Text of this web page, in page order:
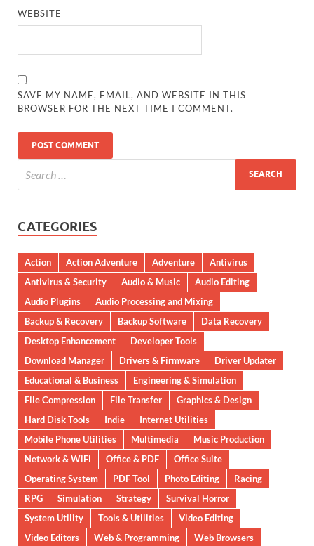
WEBSITE
SAVE MY NAME, EMAIL, AND WEBSITE IN THIS
BROWSER FOR THE NEXT TIME I COMMENT.
CATEGORIES
Action Action Adventure Adventure
Antivirus
Antivirus & Security
Audio & Music
Audio Editing
Audio Plugins
Audio Processing and Mixing
Backup & Recovery
Backup Software
Data Recovery
Desktop Enhancement
Developer Tools
Download Manager
Drivers & Firmware
Driver Updater
Educational & Business
Engineering & Simulation
File Compression
File Transfer
Graphics & Design
Hard Disk Tools
Indie
Internet Utilities
Mobile Phone Utilities
Multimedia
Music Production
Network & WiFi
Office & PDF
Office Suite
Operating System
PDF Tool Photo Editing
Racing
RPG
Simulation Strategy
Survival Horror
System Utility
Tools & Utilities
Video Editing
Video Editors
Web & Programming Web Browsers